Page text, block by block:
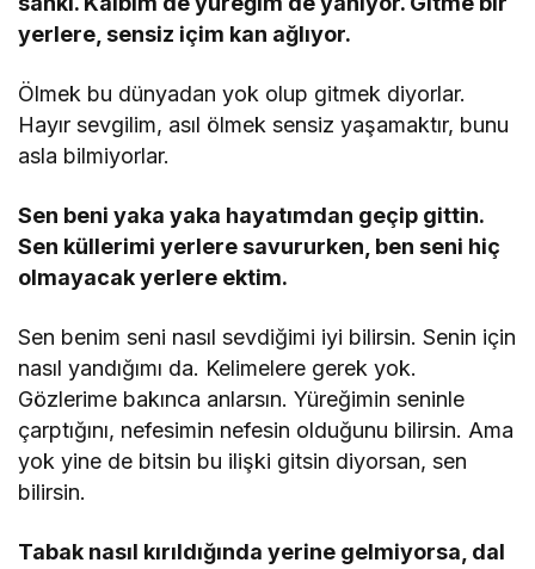
yerlere, sensiz içim kan ağlıyor.
Ölmek bu dünyadan yok olup gitmek diyorlar.
Hayır sevgilim, asıl ölmek sensiz yaşamaktır, bunu
asla bilmiyorlar.
Sen beni yaka yaka hayatımdan geçip gittin.
Sen küllerimi yerlere savururken, ben seni hiç
olmayacak yerlere ektim.
Sen benim seni nasıl sevdiğimi iyi bilirsin. Senin için
nasıl yandığımı da. Kelimelere gerek yok.
Gözlerime bakınca anlarsın. Yüreğimin seninle
çarptığını, nefesimin nefesin olduğunu bilirsin. Ama
yok yine de bitsin bu ilişki gitsin diyorsan, sen
bilirsin.
Tabak nasıl kırıldığında yerine gelmiyorsa, dal